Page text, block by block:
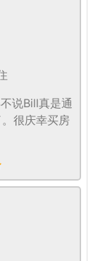
说Bill真是通
很庆幸买房